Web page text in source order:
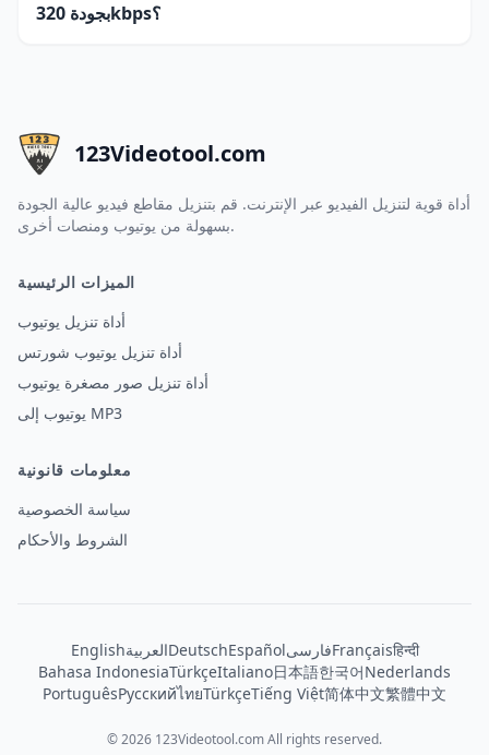
بجودة 320kbps؟
123Videotool.com
أداة قوية لتنزيل الفيديو عبر الإنترنت. قم بتنزيل مقاطع فيديو عالية الجودة
بسهولة من يوتيوب ومنصات أخرى.
الميزات الرئيسية
أداة تنزيل يوتيوب
أداة تنزيل يوتيوب شورتس
أداة تنزيل صور مصغرة يوتيوب
يوتيوب إلى MP3
معلومات قانونية
سياسة الخصوصية
الشروط والأحكام
EnglishالعربيةDeutschEspañolفارسیFrançaisहिन्दी
Bahasa IndonesiaTürkçeItaliano日本語한국어Nederlands
PortuguêsРусскийไทยTürkçeTiếng Việt简体中文繁體中文
© 2026 123Videotool.com All rights reserved.